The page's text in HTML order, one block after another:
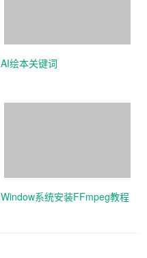
AI绘本关键词
Window系统安装FFmpeg教程